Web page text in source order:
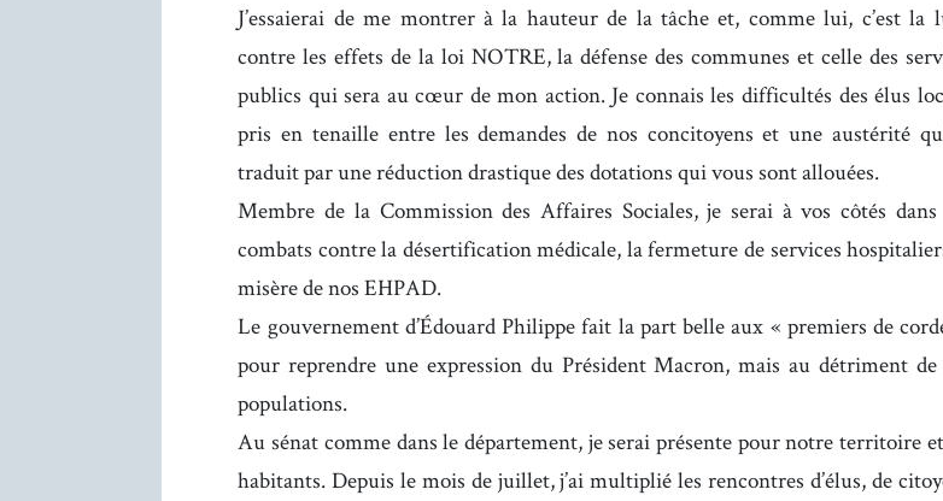
J’essaierai de me montrer à la hauteur de la tâche et, comme lui, c’est la
contre les effets de la loi NOTRE, la défense des communes et celle des
publics qui sera au cœur de mon action. Je connais les difficultés des élus
pris en tenaille entre les demandes de nos concitoyens et une austérité
traduit par une réduction drastique des dotations qui vous sont allouées.
Membre de la Commission des Affaires Sociales, je serai à vos côtés dans
combats contre la désertification médicale, la fermeture de services
misère de nos EHPAD.
Le gouvernement d’Édouard Philippe fait la part belle aux « premiers de
pour reprendre une expression du Président Macron, mais au détriment de
populations.
Au sénat comme dans le département, je serai présente pour notre territoire
habitants. Depuis le mois de juillet, j’ai multiplié les rencontres d’élus, de